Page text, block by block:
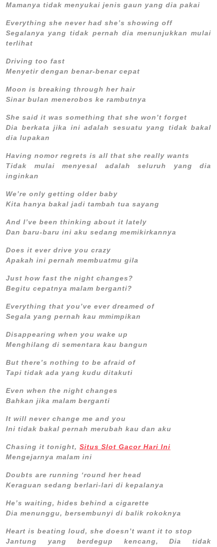
Mamanya tidak menyukai jenis gaun yang dia pakai
Everything she never had she’s showing off
Segalanya yang tidak pernah dia menunjukkan mulai
terlihat
Driving too fast
Menyetir dengan benar-benar cepat
Moon is breaking through her hair
Sinar bulan menerobos ke rambutnya
She said it was something that she won’t forget
Dia berkata jika ini adalah sesuatu yang tidak bakal
dia lupakan
Having nomor regrets is all that she really wants
Tidak mulai menyesal adalah seluruh yang dia
inginkan
We’re only getting older baby
Kita hanya bakal jadi tambah tua sayang
And I’ve been thinking about it lately
Dan baru-baru ini aku sedang memikirkannya
Does it ever drive you crazy
Apakah ini pernah membuatmu gila
Just how fast the night changes?
Begitu cepatnya malam berganti?
Everything that you’ve ever dreamed of
Segala yang pernah kau mmimpikan
Disappearing when you wake up
Menghilang di sementara kau bangun
But there’s nothing to be afraid of
Tapi tidak ada yang kudu ditakuti
Even when the night changes
Bahkan jika malam berganti
It will never change me and you
Ini tidak bakal pernah merubah kau dan aku
Chasing it tonight, Situs Slot Gacor Hari Ini
Mengejarnya malam ini
Doubts are running ‘round her head
Keraguan sedang berlari-lari di kepalanya
He’s waiting, hides behind a cigarette
Dia menunggu, bersembunyi di balik rokoknya
Heart is beating loud, she doesn’t want it to stop
Jantung yang berdegup kencang, Dia tidak